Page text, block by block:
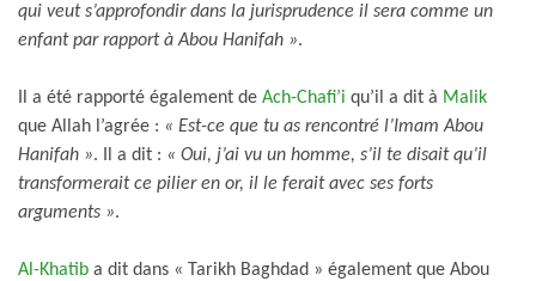
qui veut s’approfondir dans la jurisprudence il sera comme un
enfant par rapport à Abou Hanifah ».
Il a été rapporté également de Ach-Chafi’i qu’il a dit à Malik
que Allah l’agrée : « Est-ce que tu as rencontré l’Imam Abou
Hanifah ». Il a dit : « Oui, j’ai vu un homme, s’il te disait qu’il
transformerait ce pilier en or, il le ferait avec ses forts
arguments ».
Al-Khatib a dit dans « Tarikh Baghdad » également que Abou